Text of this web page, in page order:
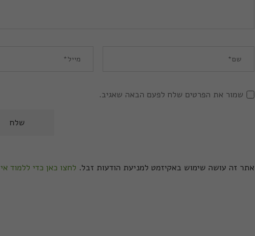
שמור את הפרטים שלח לפעם הבאה שאגיב.
אתר זה עושה שימוש באקיזמט למניעת הודעות זבל. לחצו כאן כדי ללמוד